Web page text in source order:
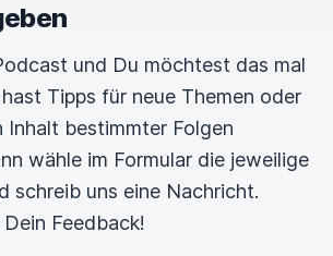
und Du möchtest das mal
Tipps für neue Themen oder
Inhalt bestimmter Folgen
wähle im Formular die jeweilige
schreib uns eine Nachricht.
Feedback!